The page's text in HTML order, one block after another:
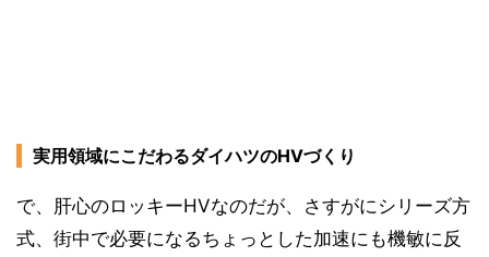
実用領域にこだわるダイハツのHVづくり
で、肝心のロッキーHVなのだが、さすがにシリーズ方
式、街中で必要になるちょっとした加速にも機敏に反